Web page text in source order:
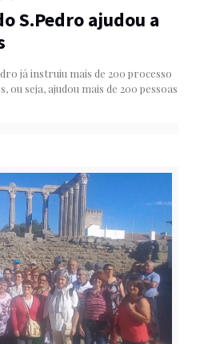
S.Pedro ajudou a
já instruiu mais de 200 processo
ou seja, ajudou mais de 200 pessoas